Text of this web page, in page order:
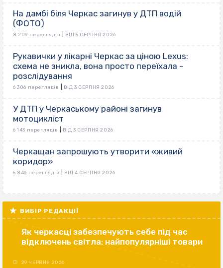
На дамбі біля Черкас загинув у ДТП водій
(ФОТО)
8 209 переглядів ВІД 5 СЕРПНЯ 2026
Рукавички у лікарні Черкас за ціною Lexus:
схема не зникла, вона просто переїхала –
розслідування
6 306 переглядів ВІД 3 СЕРПНЯ 2026
У ДТП у Черкаському районі загинув
мотоцикліст
6 143 переглядів ВІД 3 СЕРПНЯ 2026
Черкащан запрошують утворити «живий
коридор»
5 846 переглядів ВІД 4 СЕРПНЯ 2026
ВИБІР РЕДАКЦІЇ
Як черкасці забезпечують себе під час
відключень світла: найпопулярніші товари
29 ЧЕРВНЯ 2026